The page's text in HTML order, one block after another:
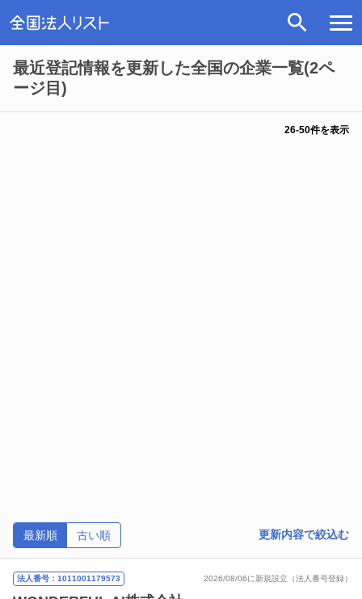
最近登記情報を更新した全国の企業一覧(2ペ
ージ目)
26-50件を表示
最新順 古い順 更新内容で絞込む
法人番号：1011001179573 2026/08/06に新規設立（法人番号登録）